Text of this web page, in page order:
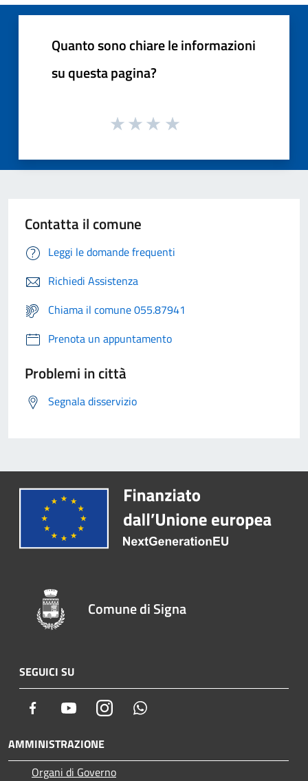
Quanto sono chiare le informazioni
su questa pagina?
Contatta il comune
Leggi le domande frequenti
Richiedi Assistenza
Chiama il comune 055.87941
Prenota un appuntamento
Problemi in città
Segnala disservizio
Comune di Signa
SEGUICI SU
Facebook YoutubeInstagram
AMMINISTRAZIONE
Organi di Governo